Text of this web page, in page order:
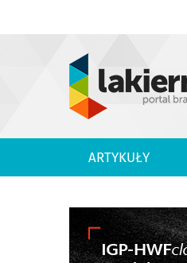
ARTYKUŁY